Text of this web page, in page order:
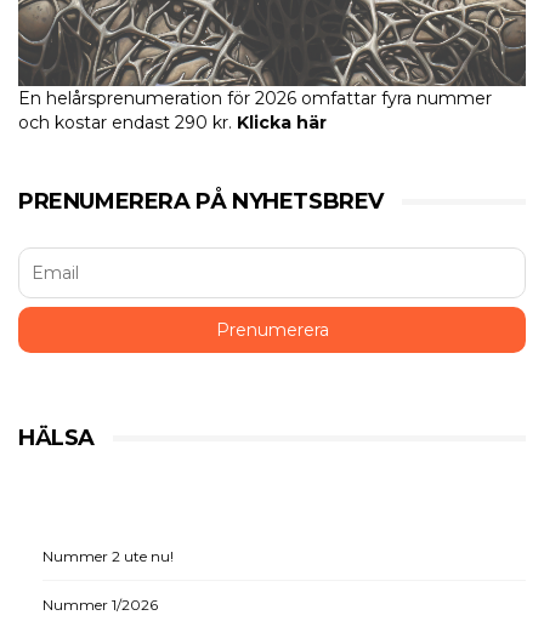
En helårsprenumeration för 2026 omfattar fyra nummer
och kostar endast 290 kr. Klicka här
PRENUMERERA PÅ NYHETSBREV
HÄLSA
Nummer 2 ute nu!
Nummer 1/2026